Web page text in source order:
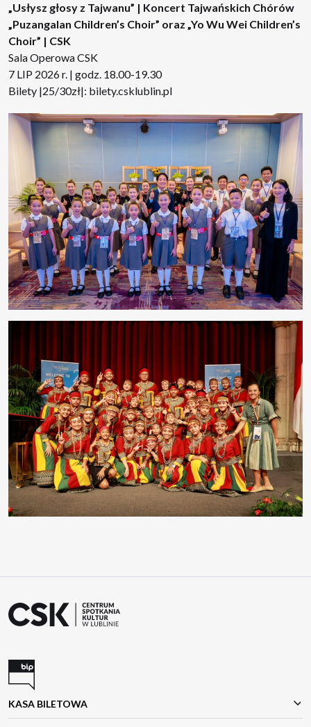
„Usłysz głosy z Tajwanu” | Koncert Tajwańskich Chórów
„Puzangalan Children’s Choir” oraz „Yo Wu Wei Children’s
Choir” | CSK
Sala Operowa CSK
7 LIP 2026 r. | godz. 18.00-19.30
Bilety |25/30zł|: bilety.csklublin.pl
KASA BILETOWA